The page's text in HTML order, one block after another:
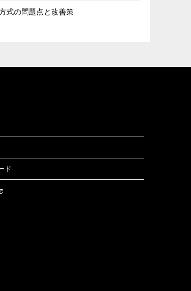
式の問題点と改善策
ド